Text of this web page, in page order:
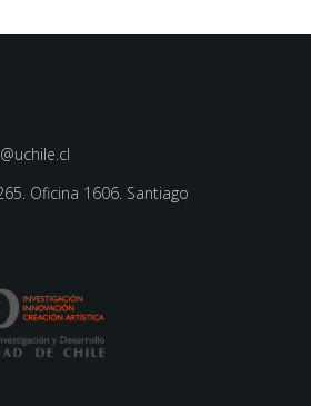
Oficina 1606. Santiago